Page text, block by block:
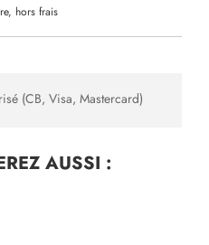
hors frais
(CB, Visa, Mastercard)
AUSSI :